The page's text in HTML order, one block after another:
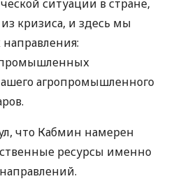
ситуации в стране,
кризиса, и здесь мы
промышленных
агропромышленного
что Кабмин намерен
ресурсы именно